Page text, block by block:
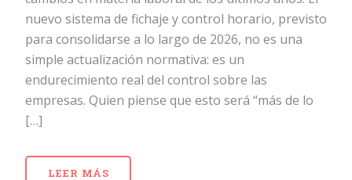
nuevo sistema de fichaje y control horario, previsto
para consolidarse a lo largo de 2026, no es una
simple actualización normativa: es un
endurecimiento real del control sobre las
empresas. Quien piense que esto será “más de lo
[…]
LEER MÁS